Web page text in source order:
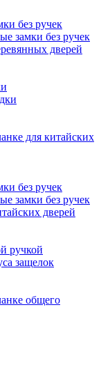
без ручек
замки без ручек
дверей
для китайских
без ручек
замки без ручек
дверей
ручкой
защелок
общего